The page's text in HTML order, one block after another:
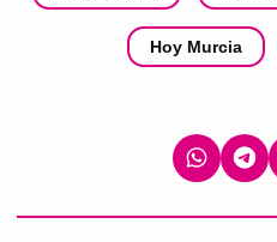
Hoy Murcia